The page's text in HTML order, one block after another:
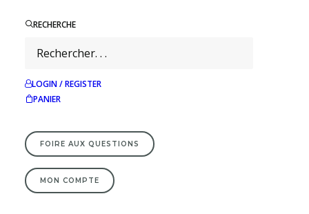
RECHERCHE
LOGIN / REGISTER
PANIER
FOIRE AUX QUESTIONS
MON COMPTE